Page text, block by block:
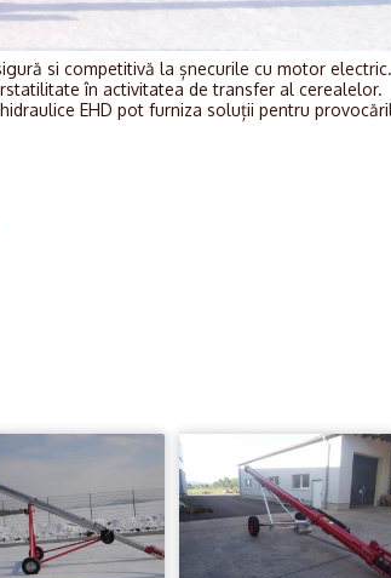
si competitivă la șnecurile cu motor electric.
în activitatea de transfer al cerealelor.
EHD pot furniza soluții pentru